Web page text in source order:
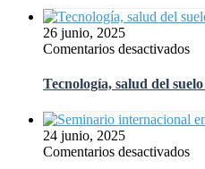
en
26 junio, 2025
Comentarios desactivadosen
y
del
Tecnología, salud del
24 junio, 2025
Comentarios desactivadosen